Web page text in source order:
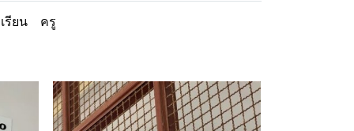
รียน ครู